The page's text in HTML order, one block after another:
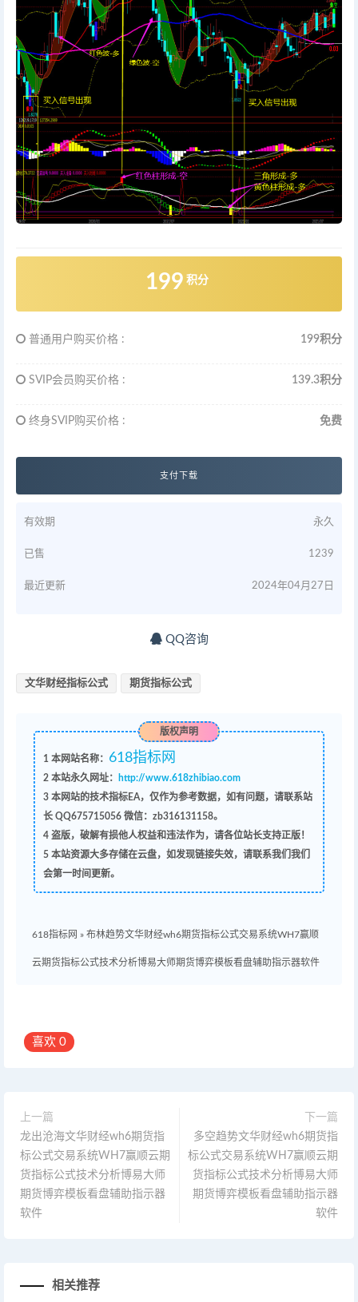
199 积分
普通用户购买价格 : 199积分
SVIP会员购买价格 : 139.3积分
终身SVIP购买价格 : 免费
支付下载
有效期 永久
已售 1239
最近更新 2024年04月27日
QQ咨询
文华财经指标公式 期货指标公式
版权声明
1 本网站名称： 618指标网
2本站永久网址：
http://www.618zhibiao.com
3本网站的技术指标EA，仅作为参考数据，如有问题，请联系站
长 QQ675715056 微信：zb316131158。
4盗版，破解有损他人权益和违法作为，请各位站长支持正版！
5本站资源大多存储在云盘，如发现链接失效，请联系我们我们
会第一时间更新。
618指标网 » 布林趋势文华财经wh6期货指标公式交易系统WH7赢顺
云期货指标公式技术分析博易大师期货博弈模板看盘辅助指示器软件
喜欢 0
上一篇
龙出沧海文华财经wh6期货指
标公式交易系统WH7赢顺云期
货指标公式技术分析博易大师
期货博弈模板看盘辅助指示器
软件
下一篇
多空趋势文华财经wh6期货指
标公式交易系统WH7赢顺云期
货指标公式技术分析博易大师
期货博弈模板看盘辅助指示器
软件
相关推荐